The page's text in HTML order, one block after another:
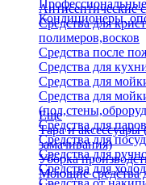
Кондиционеры,
Антисептические
Средства для
полимеров,восков
Средства после
Средства для
Средства для
Средства для
Средства для
Средства для
Средства для
Средства для
Еще
Тара и
замачивания)
Уборка
Моющие средства